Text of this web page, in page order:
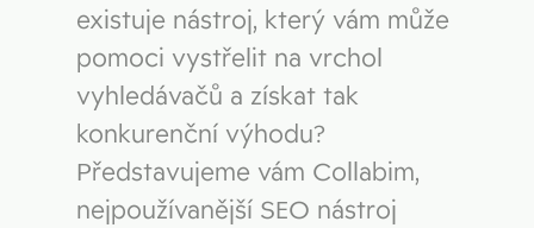
existuje nástroj, který vám může
pomoci vystřelit na vrchol
vyhledávačů a získat tak
konkurenční výhodu?
Představujeme vám Collabim,
nejpoužívanější SEO nástroj